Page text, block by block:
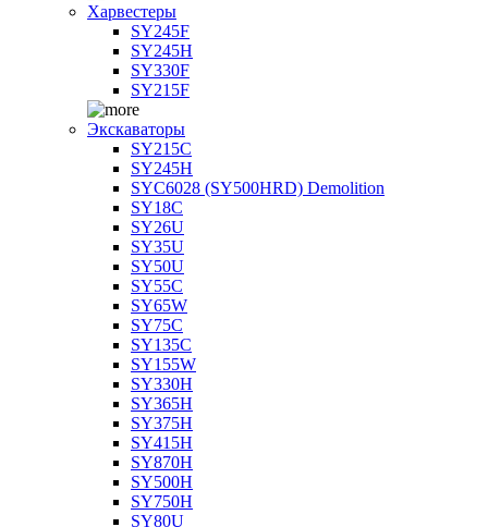
Харвестеры
SY245F
SY245H
SY330F
SY215F
Экскаваторы
SY215C
SY245H
SYC6028 (SY500HRD) Demolition
SY18C
SY26U
SY35U
SY50U
SY55C
SY65W
SY75C
SY135C
SY155W
SY330H
SY365H
SY375H
SY415H
SY870H
SY500H
SY750H
SY80U